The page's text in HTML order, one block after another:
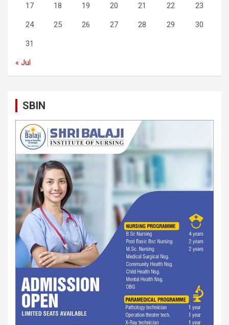
17 18 19 20 21 22 23
24 25 26 27 28 29 30
31
« Jul
SBIN